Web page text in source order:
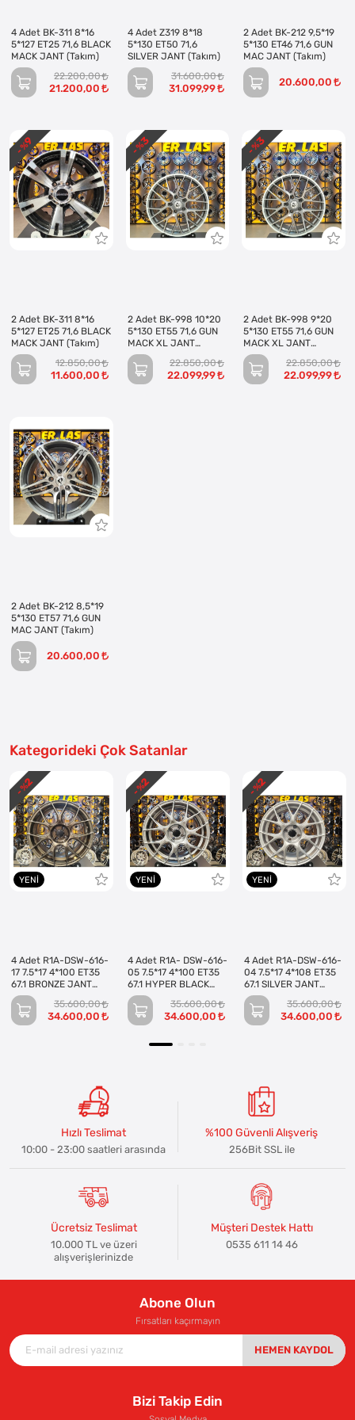
4 Adet BK-311 8*16
5*127 ET25 71,6 BLACK
MACK JANT (Takım)
22.200,00
21.200,00
4 Adet Z319 8*18
5*130 ET50 71,6
SILVER JANT (Takım)
31.600,00
31.099,99
2 Adet BK-212 9,5*19
5*130 ET46 71,6 GUN
MAC JANT (Takım)
20.600,00
2 Adet BK-311 8*16
5*127 ET25 71,6 BLACK
MACK JANT (Takım)
12.850,00
11.600,00
- %
9
2 Adet BK-998 10*20
5*130 ET55 71,6 GUN
MACK XL JANT
(Takım)
22.850,00
22.099,99
- %
3
2 Adet BK-998 9*20
5*130 ET55 71,6 GUN
MACK XL JANT
(Takım)
22.850,00
22.099,99
- %
3
2 Adet BK-212 8,5*19
5*130 ET57 71,6 GUN
MAC JANT (Takım)
20.600,00
Kategorideki Çok Satanlar
YENI
4 Adet R1A-DSW-616-
17 7.5*17 4*100 ET35
67.1 BRONZE JANT
(Takım)
35.600,00
34.600,00
- %
2
YENI
4 Adet R1A- DSW-616-
05 7.5*17 4*100 ET35
67.1 HYPER BLACK
JANT (Takım)
35.600,00
34.600,00
- %
2
YENI
4 Adet R1A-DSW-616-
04 7.5*17 4*108 ET35
67.1 SILVER JANT
(Takım)
35.600,00
34.600,00
- %
2
Hızlı Teslimat
10:00 - 23:00 saatleri arasında
%100 Güvenli Alışveriş
256Bit SSL ile
Ücretsiz Teslimat
10.000 TL ve üzeri
alışverişlerinizde
Müşteri Destek Hattı
0535 611 14 46
Abone Olun
Fırsatları kaçırmayın
HEMEN KAYDOL
Bizi Takip Edin